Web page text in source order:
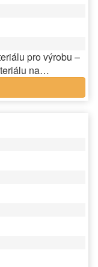
pro výrobu –
na…